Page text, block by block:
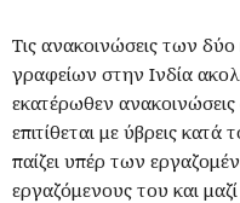
Τις ανακοινώσεις των
γραφείων στην Ινδία
εκατέρωθεν ανακοινώσεις
επιτίθεται με ύβρεις
παίζει υπέρ των
εργαζόμενους του και